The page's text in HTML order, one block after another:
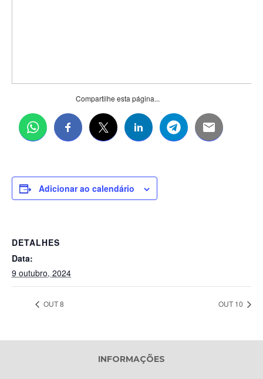
Compartilhe esta página...
Adicionar ao calendário
DETALHES
Data:
9 outubro, 2024
OUT 8 OUT 10
INFORMAÇÕES